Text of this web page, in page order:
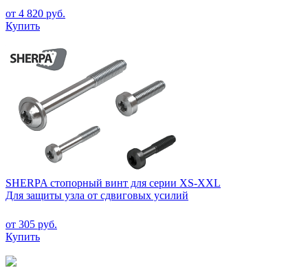
от 4 820 руб.
Купить
SHERPA стопорный винт для серии XS-XXL
Для защиты узла от сдвиговых усилий
от 305 руб.
Купить